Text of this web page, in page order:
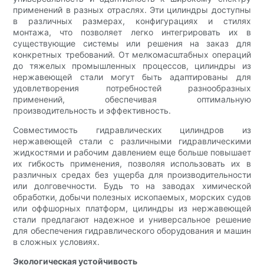
применений в разных отраслях. Эти цилиндры доступны
в различных размерах, конфигурациях и стилях
монтажа, что позволяет легко интегрировать их в
существующие системы или решения на заказ для
конкретных требований. От мелкомасштабных операций
до тяжелых промышленных процессов, цилиндры из
нержавеющей стали могут быть адаптированы для
удовлетворения потребностей разнообразных
применений, обеспечивая оптимальную
производительность и эффективность.
Совместимость гидравлических цилиндров из
нержавеющей стали с различными гидравлическими
жидкостями и рабочим давлением еще больше повышает
их гибкость применения, позволяя использовать их в
различных средах без ущерба для производительности
или долговечности. Будь то на заводах химической
обработки, добычи полезных ископаемых, морских судов
или оффшорных платформ, цилиндры из нержавеющей
стали предлагают надежное и универсальное решение
для обеспечения гидравлического оборудования и машин
в сложных условиях.
Экологическая устойчивость